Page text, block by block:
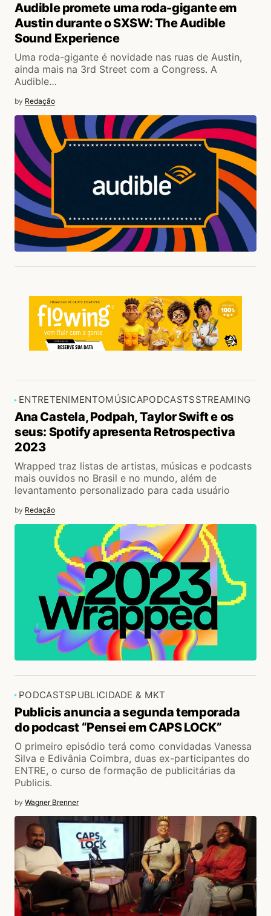
Audible promete uma roda-gigante em
Austin durante o SXSW: The Audible
Sound Experience
Uma roda-gigante é novidade nas ruas de Austin,
ainda mais na 3rd Street com a Congress. A
Audible…
by Redação
ENTRETENIMENTOMÚSICAPODCASTSSTREAMING
Ana Castela, Podpah, Taylor Swift e os
seus: Spotify apresenta Retrospectiva
2023
Wrapped traz listas de artistas, músicas e podcasts
mais ouvidos no Brasil e no mundo, além de
levantamento personalizado para cada usuário
by Redação
PODCASTSPUBLICIDADE & MKT
Publicis anuncia a segunda temporada
do podcast “Pensei em CAPS LOCK”
O primeiro episódio terá como convidadas Vanessa
Silva e Edivânia Coimbra, duas ex-participantes do
ENTRE, o curso de formação de publicitárias da
Publicis.
by Wagner Brenner